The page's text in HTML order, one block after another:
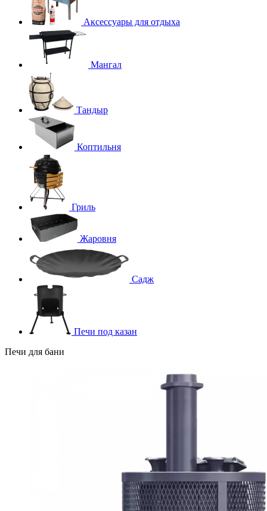
Аксессуары для отдыха
Мангал
Тандыр
Коптильня
Гриль
Жаровня
Садж
Печи под казан
Печи для бани